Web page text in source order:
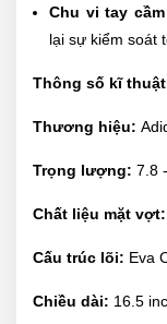
Chu vi tay
lại sự kiểm soát
Thông số kĩ
Thương hiệu:
Trọng lượng: 7.8
Chất liệu mặt vợt:
Cấu trúc lõi: Eva
Chiều dài: 16.5